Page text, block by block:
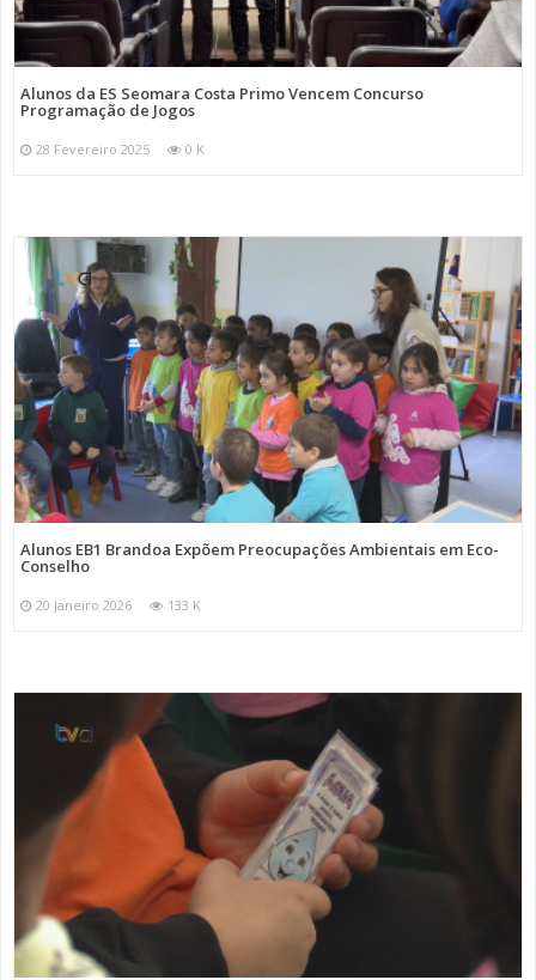
Alunos da ES Seomara Costa Primo Vencem Concurso
Programação de Jogos
28 Fevereiro 2025 0 K
Alunos EB1 Brandoa Expõem Preocupações Ambientais em Eco-
Conselho
20 Janeiro 2026 133 K